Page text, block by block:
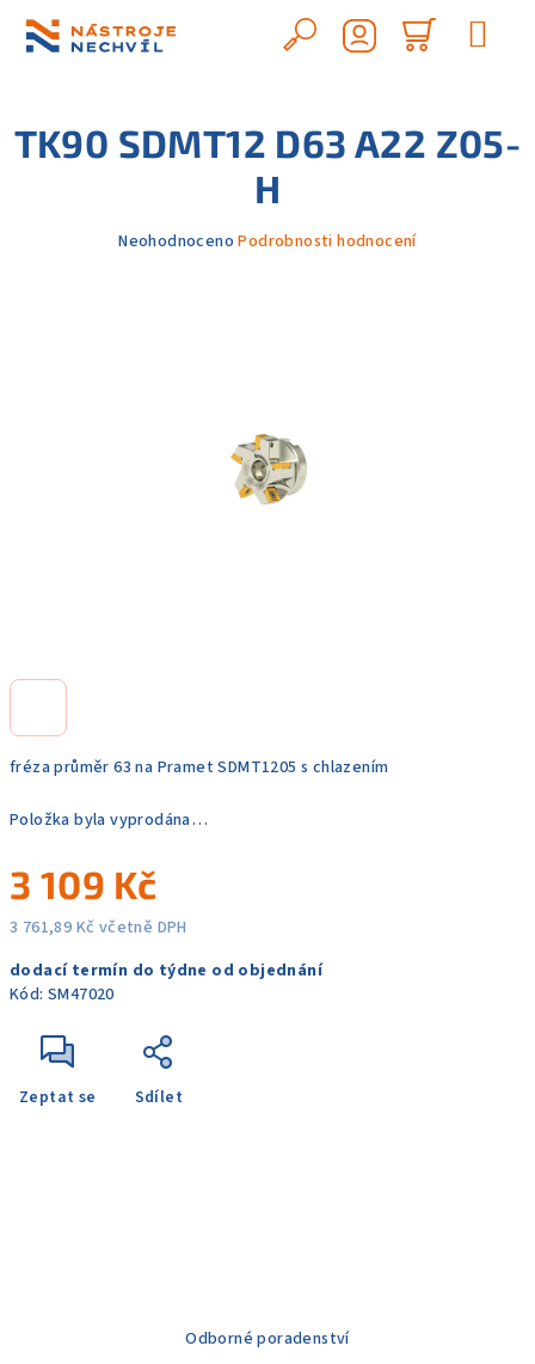
obsah
Hledat
košík
fréza průměr 63 na Pramet SDMT1205 s chlazením
Položka byla vyprodána…
3 109 Kč
3 761,89 Kč včetně DPH
cena:
dodací termín do týdne od objednání
Kód: SM47020
Zeptat se Sdílet
TK90 SDMT12 D63 A22 Z05-
H
Průměrné
Neohodnoceno Podrobnosti hodnocení
Odborné poradenství